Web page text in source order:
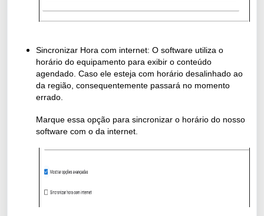
Sincronizar Hora com internet: O software utiliza o
horário do equipamento para exibir o conteúdo
agendado. Caso ele esteja com horário desalinhado ao
da região, consequentemente passará no momento
errado.
Marque essa opção para sincronizar o horário do nosso
software com o da internet.